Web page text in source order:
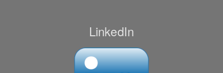
LinkedIn